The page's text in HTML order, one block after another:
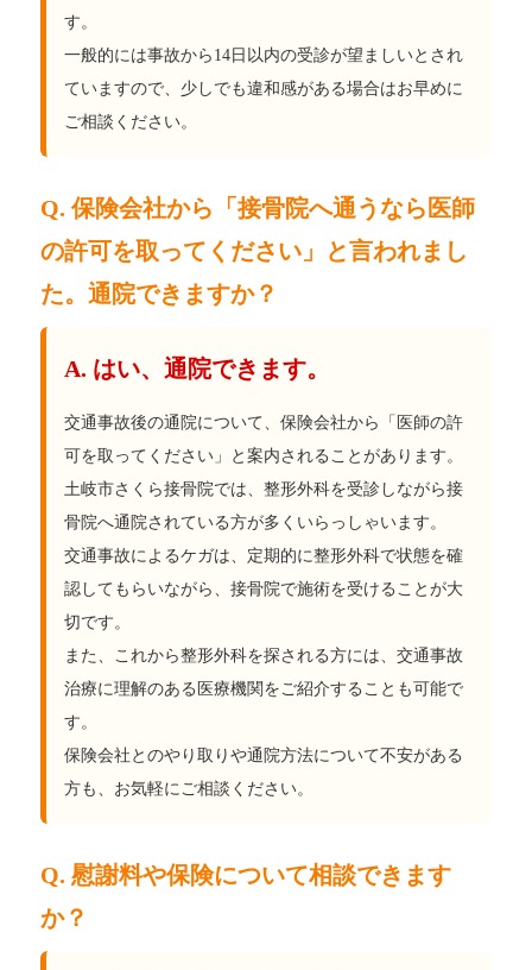
す。
一般的には事故から14日以内の受診が望ましいとされ
ていますので、少しでも違和感がある場合はお早めに
ご相談ください。
Q. 保険会社から「接骨院へ通うなら医師
の許可を取ってください」と言われまし
た。通院できますか？
A. はい、通院できます。
交通事故後の通院について、保険会社から「医師の許
可を取ってください」と案内されることがあります。
土岐市さくら接骨院では、整形外科を受診しながら接
骨院へ通院されている方が多くいらっしゃいます。
交通事故によるケガは、定期的に整形外科で状態を確
認してもらいながら、接骨院で施術を受けることが大
切です。
また、これから整形外科を探される方には、交通事故
治療に理解のある医療機関をご紹介することも可能で
す。
保険会社とのやり取りや通院方法について不安がある
方も、お気軽にご相談ください。
Q. 慰謝料や保険について相談できます
か？